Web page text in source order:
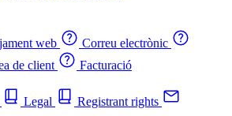
web
Correu electrònic
de client
Facturació
Legal
Registrant rights